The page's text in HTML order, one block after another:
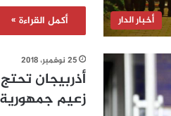
أخبار الدار
أكمل القراءة »
25 نوفمبر، 2018
أذربيجان
زعيم